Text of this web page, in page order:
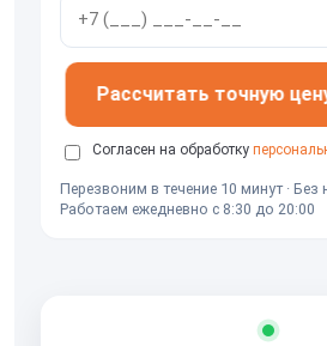
Рассчитать точную
Согласен на обработку
Перезвоним в течение 10 минут · Без
Работаем ежедневно с 8:30 до 20:00